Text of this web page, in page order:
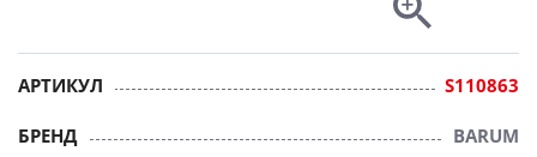
АРТИКУЛ S110863
БРЕНД BARUM